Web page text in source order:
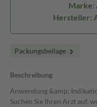
Marke:
Hersteller:
Packungsbeilage
Beschreibung
Anwendung &amp;
Suchen Sie Ihren Arzt auf,